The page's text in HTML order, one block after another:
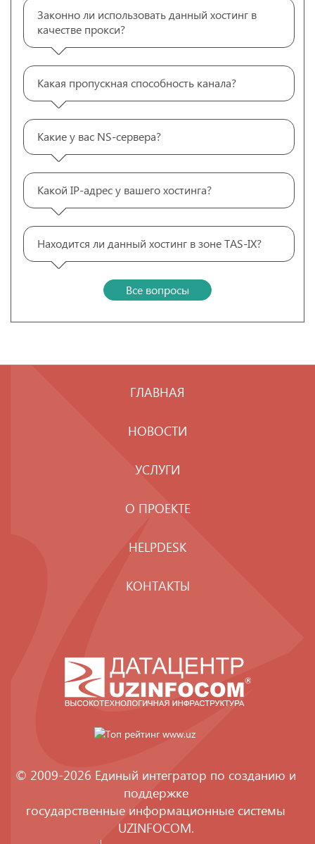
Законно ли использовать данный хостинг в
качестве прокси?
Какая пропускная способность канала?
Какие у вас NS-сервера?
Какой IP-адрес у вашего хостинга?
Находится ли данный хостинг в зоне TAS-IX?
Все вопросы
ГЛАВНАЯ
НОВОСТИ
УСЛУГИ
О ПРОЕКТЕ
HELPDESK
КОНТАКТЫ
© 2009-2026 Единый интегратор по созданию и
поддержке
государственные информационные системы
UZINFOCOM.